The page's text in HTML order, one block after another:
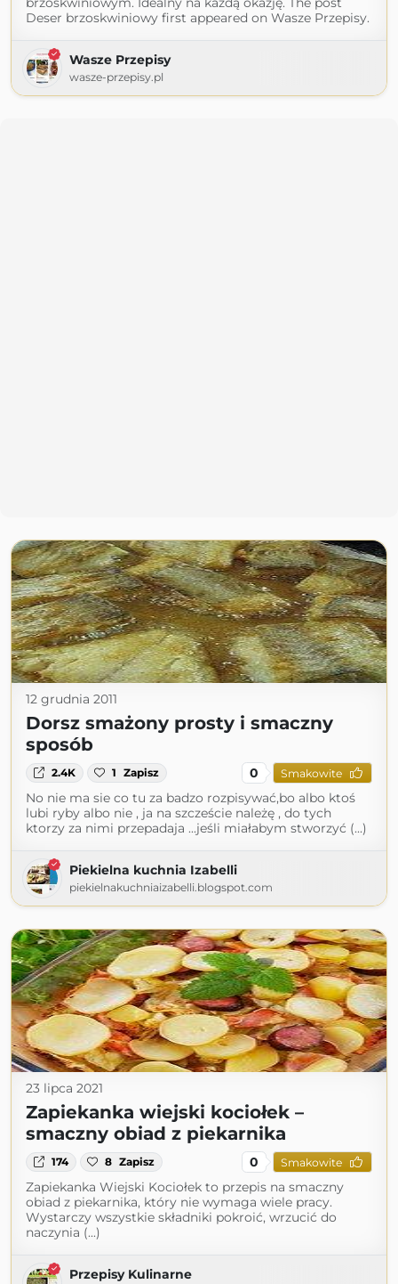
Deser brzoskwiniowy first appeared on Wasze Przepisy.
Wasze Przepisy
wasze-przepisy.pl
12 grudnia 2011
Dorsz smażony prosty i smaczny
sposób
2.4K 1 Zapisz 0 Smakowite
No nie ma sie co tu za badzo rozpisywać,bo albo ktoś
lubi ryby albo nie , ja na szczeście należę , do tych
ktorzy za nimi przepadaja ...jeśli miałabym stworzyć (...)
Piekielna kuchnia Izabelli
piekielnakuchniaizabelli.blogspot.com
23 lipca 2021
Zapiekanka wiejski kociołek –
smaczny obiad z piekarnika
174 8 Zapisz 0 Smakowite
Zapiekanka Wiejski Kociołek to przepis na smaczny
obiad z piekarnika, który nie wymaga wiele pracy.
Wystarczy wszystkie składniki pokroić, wrzucić do
naczynia (...)
Przepisy Kulinarne